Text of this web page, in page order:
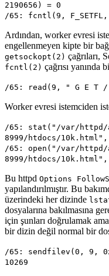
2190656) = 0
/65: fcntl(9, F_SETFL,
Ardından, worker evresi
engellenmeyen kipte bir
getsockopt(2) çağrıları,
fcntl(2) çağrısı yanında
/65: read(9, " G E T
Worker evresi istemciden
/65: stat("/var/httpd/
8999/htdocs/10k.html",
/65: open("/var/httpd/
8999/htdocs/10k.html",
Bu httpd Options
yapılandırılmıştır. Bu
üzerindeki her dizinde
dosyalarına bakılmasına
için şunları doğrulamak
bir dizin değil normal bir
/65: sendfilev(0, 9,
10269